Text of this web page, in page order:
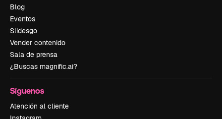
Blog
Eventos
Slidesgo
Vender contenido
Sala de prensa
¿Buscas magnific.ai?
Síguenos
Atención al cliente